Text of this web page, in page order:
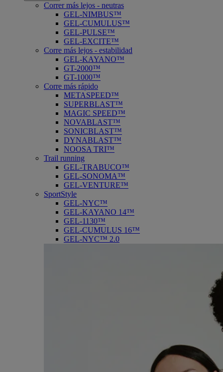
Correr más lejos - neutras
GEL-NIMBUS™
GEL-CUMULUS™
GEL-PULSE™
GEL-EXCITE™
Corre más lejos - estabilidad
GEL-KAYANO™
GT-2000™
GT-1000™
Corre más rápido
METASPEED™
SUPERBLAST™
MAGIC SPEED™
NOVABLAST™
SONICBLAST™
DYNABLAST™
NOOSA TRI™
Trail running
GEL-TRABUCO™
GEL-SONOMA™
GEL-VENTURE™
SportStyle
GEL-NYC™
GEL-KAYANO 14™
GEL-1130™
GEL-CUMULUS 16™
GEL-NYC™ 2.0